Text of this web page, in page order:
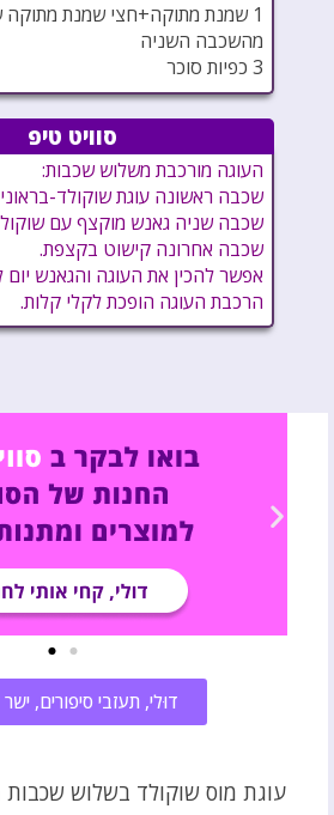
1 שמנת מתוקה+חצי שמנת
מהשכבה השניה
3 כפיות סוכר
סוויט טיפ
העוגה מורכבת משלוש שכבות:
שכבה ראשונה עוגת שוקולד-
שכבה שניה גאנש מוקצף עם
שכבה אחרונה קישוט בקצפת.
אפשר להכין את העוגה והגאנש יום
הרכבת העוגה הופכת לקלי קלות.
דוּלי, תעזבי סיפורים,
עוגת מוס שוקולד בשלוש שכבות